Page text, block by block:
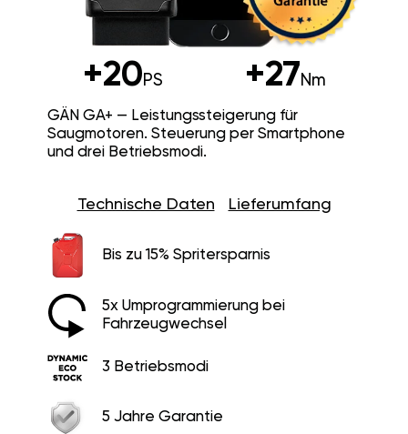
+20PS +27Nm
GÄN GA+ — Leistungssteigerung für
Saugmotoren. Steuerung per Smartphone
und drei Betriebsmodi.
Technische Daten Lieferumfang
Bis zu 15% Spritersparnis
5x Umprogrammierung bei
Fahrzeugwechsel
3 Betriebsmodi
5 Jahre Garantie